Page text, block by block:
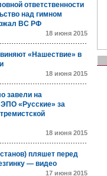
ответственности
над гимном
ВС РФ
18 июня 2015
«Нашествие» в
18 июня 2015
завели на
«Русские» за
18 июня 2015
пляшет перед
— видео
17 июня 2015